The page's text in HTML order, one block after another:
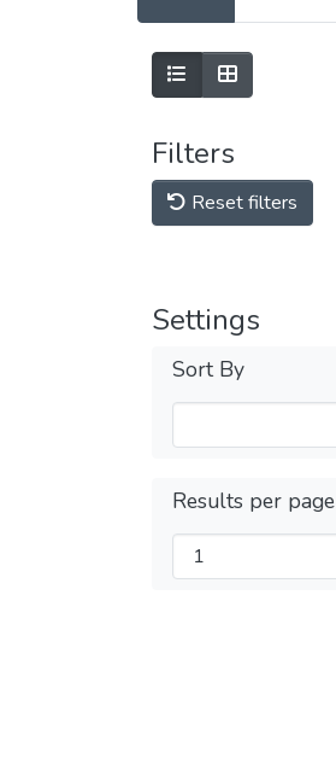
Filters
Reset filters
Settings
Sort By
Results per page